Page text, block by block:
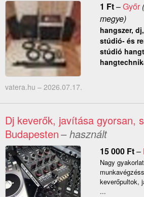
1 Ft–Győr
megye)
hangszer,
stúdió- és
stúdió
vatera.hu – 2026.07.17.
Dj keverők, javítása gyorsan,
Budapesten– használt
15 000 Ft–
Nagy
keverőpultok,
...